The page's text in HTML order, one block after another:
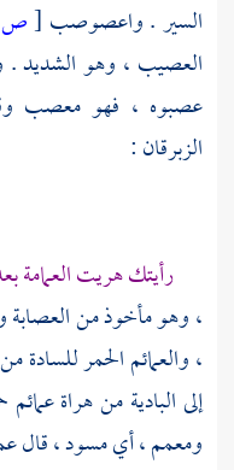
السير . واعصوصب [
العصيب ، وهو الشديد
عصبوه ، فهو معصب
الزبرقان:
رأيتك هريت العمامة
، وهو مأخوذ من العصابة
، والعمائم الحمر للسادة
إلى البادية من هراة
ومعمم ، أي مسود ، قال